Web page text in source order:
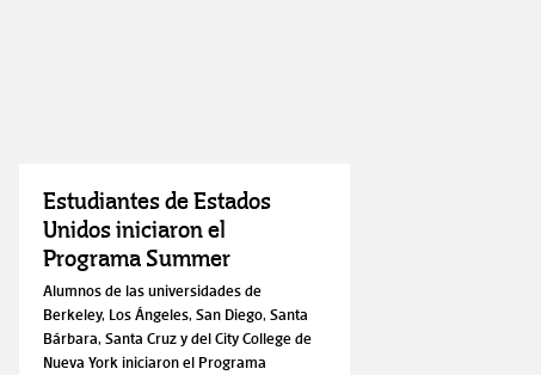
Estudiantes de Estados
Unidos iniciaron el
Programa Summer
Alumnos de las universidades de
Berkeley, Los Ángeles, San Diego, Santa
Bárbara, Santa Cruz y del City College de
Nueva York iniciaron el Programa